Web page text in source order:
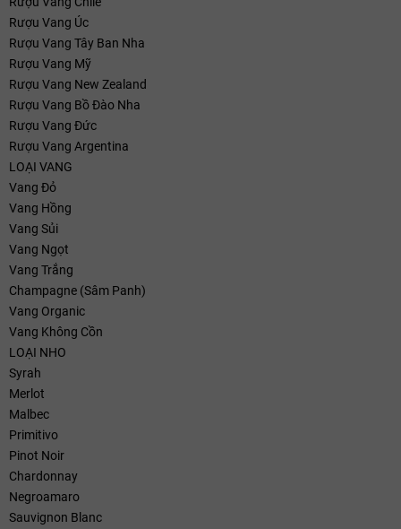
Rượu Vang Úc
Rượu Vang Tây Ban Nha
Rượu Vang Mỹ
Rượu Vang New Zealand
Rượu Vang Bồ Đào Nha
Rượu Vang Đức
Rượu Vang Argentina
LOẠI VANG
Vang Đỏ
Vang Hồng
Vang Sủi
Vang Ngọt
Vang Trắng
Champagne (Sâm Panh)
Vang Organic
Vang Không Cồn
LOẠI NHO
Syrah
Merlot
Malbec
Primitivo
Pinot Noir
Chardonnay
Negroamaro
Sauvignon Blanc